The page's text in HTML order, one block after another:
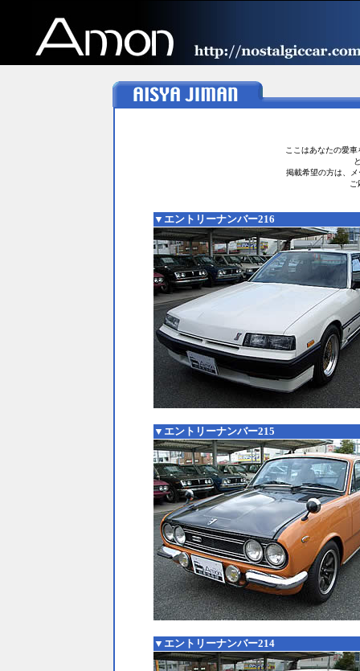
ここはあなたの愛
掲載希望の方は、
▼エントリーナンバー216
▼エントリーナンバー215
▼エントリーナンバー214